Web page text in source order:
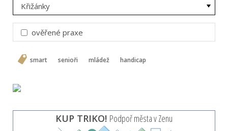
Křižánky
ověřené praxe
smart senioři mládež handicap
KUP TRIKO! Podpoř města v Zenu